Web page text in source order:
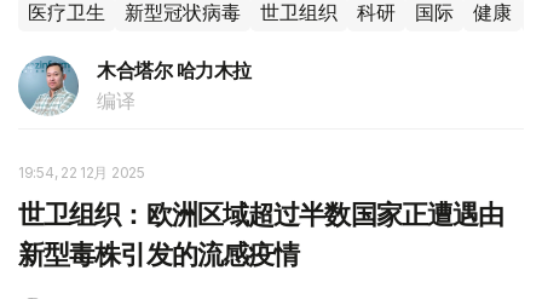
医疗卫生 新型冠状病毒 世卫组织 科研 国际 健康
木合塔尔 哈力木拉
编译
19:54, 22 12月 2025
世卫组织：欧洲区域超过半数国家正遭遇由
新型毒株引发的流感疫情